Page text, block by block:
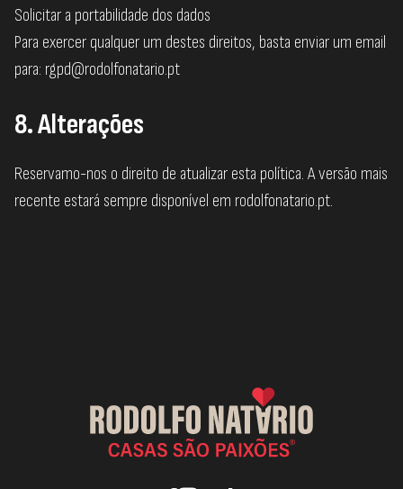
Solicitar a portabilidade dos dados
Para exercer qualquer um destes direitos, basta enviar um email
para: rgpd@rodolfonatario.pt
8. Alterações
Reservamo-nos o direito de atualizar esta política. A versão mais
recente estará sempre disponível em rodolfonatario.pt.